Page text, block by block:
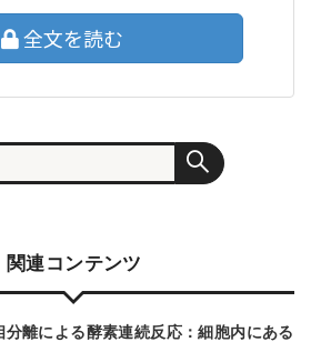
全文を読む
関連コンテンツ
分離による酵素連続反応：細胞内にある